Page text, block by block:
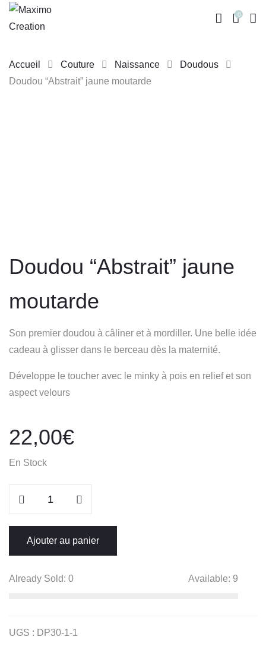
0
Accueil Couture Naissance
Doudous
Doudou “Abstrait” jaune moutarde
Doudou “Abstrait” jaune
moutarde
Son premier doudou à câliner et à mordiller. Une belle idée
cadeau à glisser dans le berceau dès la maternité.
Développe le toucher avec le minky à pois en relief et son
aspect velours
22,00€
En Stock
Doudou
"Abstrait"
jaune
moutarde
Ajouter au panier
Already Sold: 0 Available: 9
UGS : DP30-1-1